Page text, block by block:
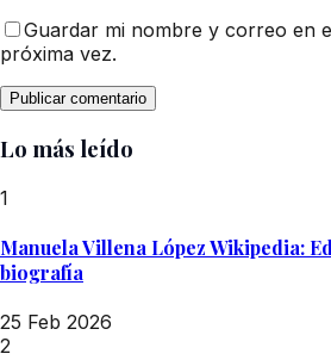
Guardar mi nombre y correo en
próxima vez.
Lo más leído
1
Manuela Villena López Wikipedia:
biografía
25 Feb 2026
2